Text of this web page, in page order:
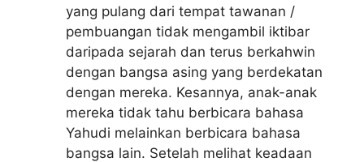
yang pulang dari tempat tawanan /
pembuangan tidak mengambil iktibar
daripada sejarah dan terus berkahwin
dengan bangsa asing yang berdekatan
dengan mereka. Kesannya, anak-anak
mereka tidak tahu berbicara bahasa
Yahudi melainkan berbicara bahasa
bangsa lain. Setelah melihat keadaan